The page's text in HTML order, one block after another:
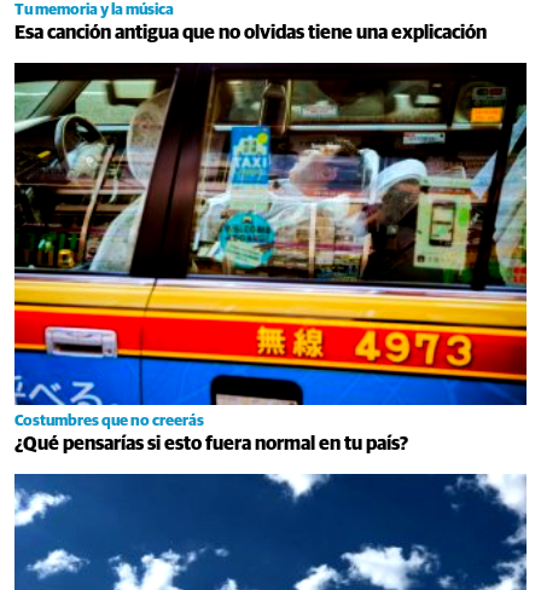
Tu memoria y la música
Esa canción antigua que no olvidas tiene una explicación
Costumbres que no creerás
¿Qué pensarías si esto fuera normal en tu país?